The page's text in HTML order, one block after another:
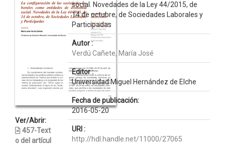
Ver/Abrir:
457-Text
o del artícul
social. Novedades de la Ley 44/2015, de
14 de octubre, de Sociedades Laborales y
Participadas
Autor :
Verdú Cañete, María José
Editor :
Universidad Miguel Hernández de Elche
Fecha de publicación:
2016-05-20
URI :
http://hdl.handle.net/11000/27065